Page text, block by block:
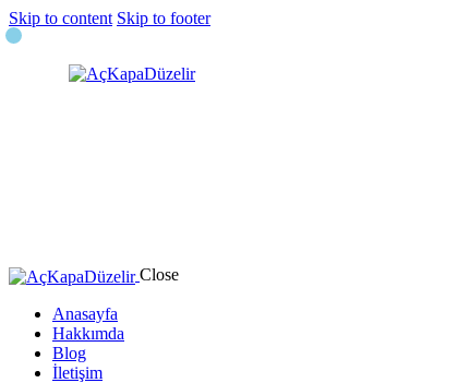
Skip to content Skip to footer
Close
Anasayfa
Hakkımda
Blog
İletişim